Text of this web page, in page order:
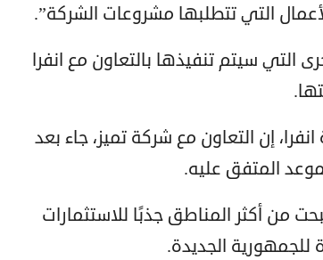
التي تتطلبها مشروعات الشركة”.
التي سيتم تنفيذها بالتعاون مع انفرا
إن التعاون مع شركة تميز، جاء بعد
المتفق عليه.
من أكثر المناطق جذبًا للاستثمارات
للجمهورية الجديدة.